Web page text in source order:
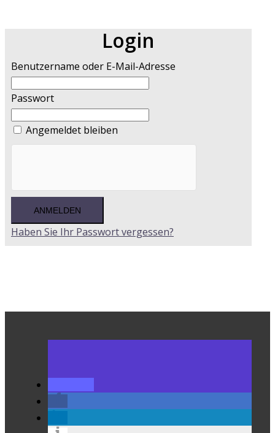
Login
Benutzername oder E-Mail-Adresse
Passwort
Angemeldet bleiben
Haben Sie Ihr Passwort vergessen?